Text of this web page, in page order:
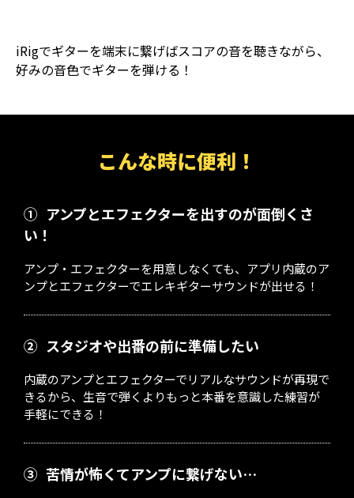
iRigでギターを端末に繋げばスコアの音を聴きながら、
好みの音色でギターを弾ける！
こんな時に便利！
① アンプとエフェクターを出すのが面倒くさ
い！
アンプ・エフェクターを用意しなくても、アプリ内蔵のア
ンプとエフェクターでエレキギターサウンドが出せる！
② スタジオや出番の前に準備したい
内蔵のアンプとエフェクターでリアルなサウンドが再現で
きるから、生音で弾くよりもっと本番を意識した練習が
手軽にできる！
③ 苦情が怖くてアンプに繋げない…